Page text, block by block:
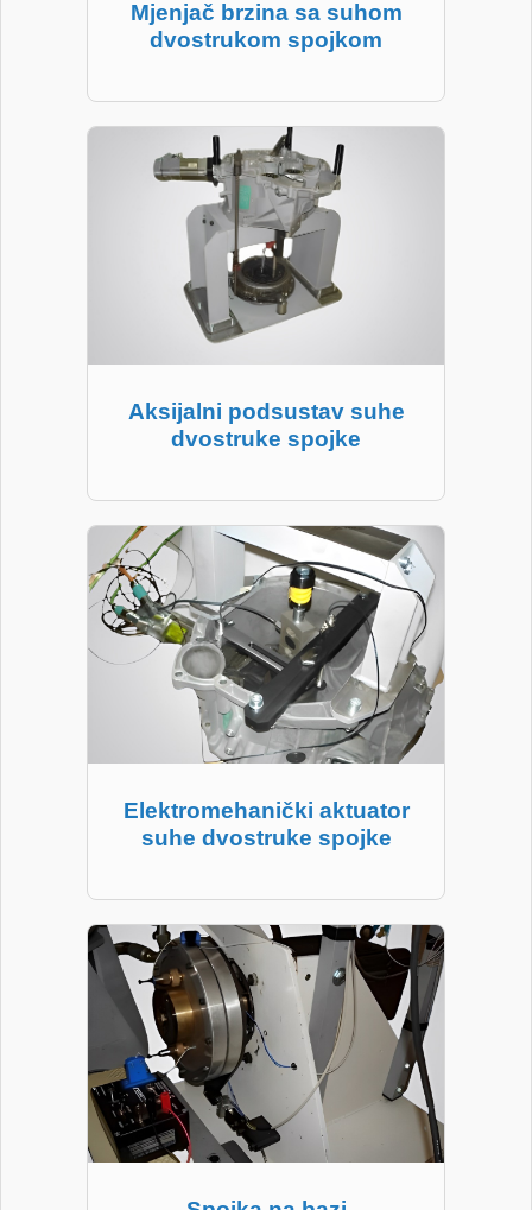
Mjenjač brzina sa suhom
dvostrukom spojkom
Aksijalni podsustav suhe
dvostruke spojke
Elektromehanički aktuator
suhe dvostruke spojke